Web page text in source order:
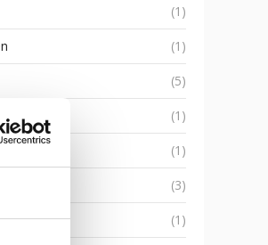
(1)
(1)
(5)
(1)
(1)
(3)
(1)